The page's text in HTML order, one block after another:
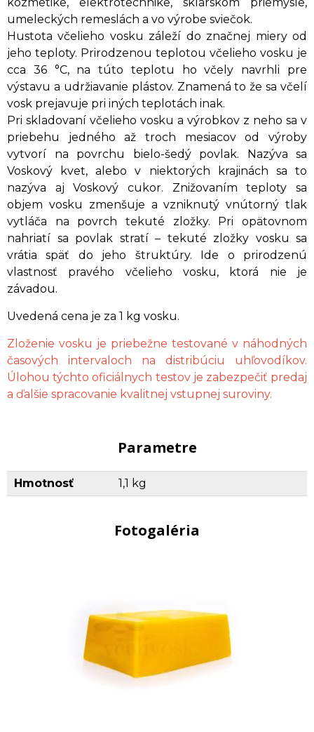
umeleckých remeslách a vo výrobe sviečok.
Hustota včelieho vosku záleží do značnej miery od
jeho teploty. Prirodzenou teplotou včelieho vosku je
cca 36 °C, na túto teplotu ho včely navrhli pre
výstavu a udržiavanie plástov. Znamená to že sa včelí
vosk prejavuje pri iných teplotách inak.
Pri skladovaní včelieho vosku a výrobkov z neho sa v
priebehu jedného až troch mesiacov od výroby
vytvorí na povrchu bielo-šedý povlak. Nazýva sa
Voskový kvet, alebo v niektorých krajinách sa to
nazýva aj Voskový cukor. Znižovaním teploty sa
objem vosku zmenšuje a vzniknutý vnútorný tlak
vytláča na povrch tekuté zložky. Pri opätovnom
nahriatí sa povlak stratí – tekuté zložky vosku sa
vrátia späť do jeho štruktúry. Ide o prirodzenú
vlastnosť pravého včelieho vosku, ktorá nie je
závadou.
Uvedená cena je za 1 kg vosku.
Zloženie vosku je priebežne testované v náhodných
časových intervaloch na distribúciu uhľovodíkov.
Úlohou týchto oficiálnych testov je zabezpečiť predaj
a ďalšie spracovanie kvalitnej vstupnej suroviny.
Parametre
Hmotnosť 1,1 kg
Fotogaléria